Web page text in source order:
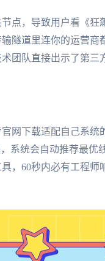
点，导致用户看《狂
隧道里连你的运营商
团队直接出示了第三
网下载适配自己系统
系统会自动推荐最优
，60秒内必有工程